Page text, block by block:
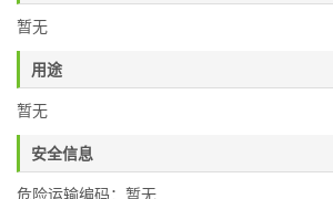
暂无
用途
暂无
安全信息
危险运输编码：暂无